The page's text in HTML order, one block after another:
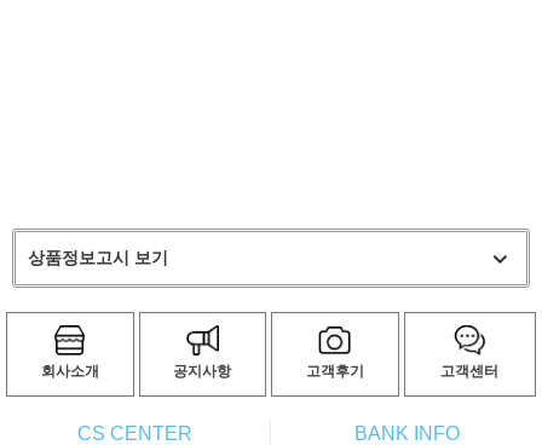
상품정보고시 보기
회사소개 공지사항 고객후기 고객센터
CS CENTER BANK INFO